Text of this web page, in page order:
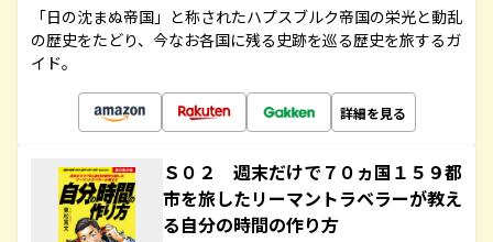
「日の沈まぬ帝国」と称されたハプスブルク帝国の栄光と動乱
の歴史をたどり、今なお各国に残る史跡を巡る歴史を旅するガ
イド。
詳細を見る
Ｓ０２ 週末だけで７０ヵ国１５９都
市を旅したリーマントラベラーが教え
る自分の時間の作り方